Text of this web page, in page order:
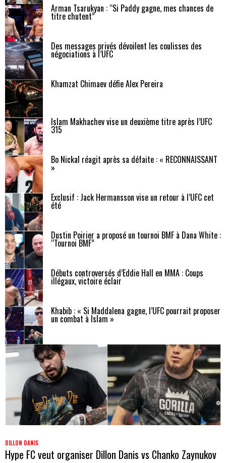
Arman Tsarukyan : “Si Paddy gagne, mes chances de
titre chutent”
Des messages privés dévoilent les coulisses des
négociations à l’UFC
Khamzat Chimaev défie Alex Pereira
Islam Makhachev vise un deuxième titre après l’UFC
315
Bo Nickal réagit après sa défaite : « RECONNAISSANT
»
Exclusif : Jack Hermansson vise un retour à l’UFC cet
été
Dustin Poirier a proposé un tournoi BMF à Dana White :
“Tournoi BMF”
Débuts controversés d’Eddie Hall en MMA : Coups
illégaux, victoire éclair
Khabib : « Si Maddalena gagne, l’UFC pourrait proposer
un combat à Islam »
DILLON DANIS
Hype FC veut organiser Dillon Danis vs Chanko Zaynukov